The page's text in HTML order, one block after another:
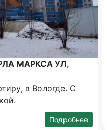
МАРКСА УЛ,
в Вологде. С
Подробнее